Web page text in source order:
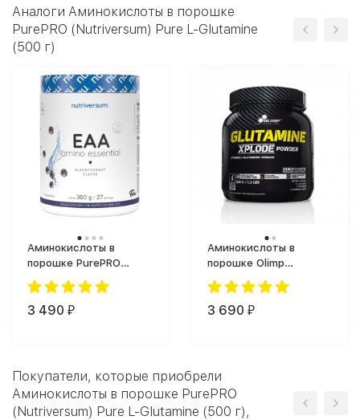
Аналоги Аминокислоты в порошке
PurePRO (Nutriversum) Pure L-Glutamine
(500 г)
Аминокислоты в
порошке PurePRO
(Nutriversum) EAA
3 490 ₽
Аминокислоты в
порошке Olimp
Glutamine Xplode (500
г)
3 690 ₽
Покупатели, которые приобрели
Аминокислоты в порошке PurePRO
(Nutriversum) Pure L-Glutamine (500 г),